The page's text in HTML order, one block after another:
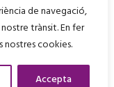
de navegació,
trànsit. En fer
nostres cookies.
Accepta